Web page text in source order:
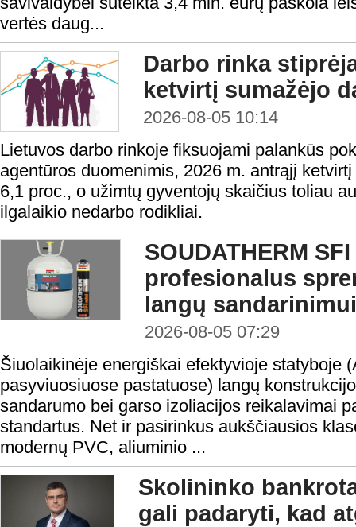
vertės daug...
Darbo rinka
ketvirtį sumažėjo
2026-08-05 10:14
Lietuvos darbo rinkoje fiksuojami palankūs
agentūros duomenimis, 2026 m. antrąjį
6,1 proc., o užimtų gyventojų skaičius toliau
ilgalaikio nedarbo rodikliai.
SOUDATHERM
profesionalus
langų
2026-08-05 07:29
Šiuolaikinėje energiškai efektyvioje statyboje
pasyviuosiuose pastatuose) langų
sandarumo bei garso izoliacijos reikalavimai
standartus. Net ir pasirinkus aukščiausios
modernų PVC, aliuminio ...
Skolininko
gali padaryti, kad